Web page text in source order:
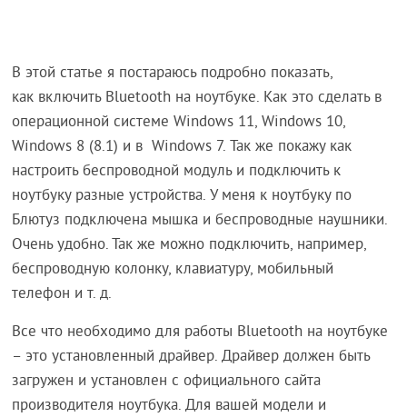
В этой статье я постараюсь подробно показать,
как включить Bluetooth на ноутбуке. Как это сделать в
операционной системе Windows 11, Windows 10,
Windows 8 (8.1) и в Windows 7. Так же покажу как
настроить беспроводной модуль и подключить к
ноутбуку разные устройства. У меня к ноутбуку по
Блютуз подключена мышка и беспроводные наушники.
Очень удобно. Так же можно подключить, например,
беспроводную колонку, клавиатуру, мобильный
телефон и т. д.
Все что необходимо для работы Bluetooth на ноутбуке
– это установленный драйвер. Драйвер должен быть
загружен и установлен с официального сайта
производителя ноутбука. Для вашей модели и